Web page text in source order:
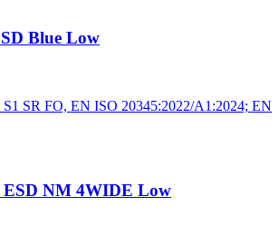
Blue Low
SR FO, EN ISO 20345:2022/A1:2024; EN
ESD NM 4WIDE Low